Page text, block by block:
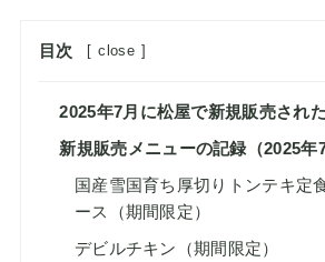
目次 [ close ]
2025年7月に松屋で新規販売され
新規販売メニューの記録（2025年7
国産雪国育ち厚切りトンテキ定
ース（期間限定）
デビルチキン（期間限定）